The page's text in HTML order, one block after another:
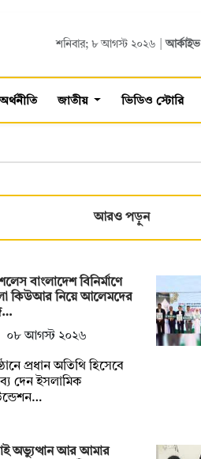
শনিবার; ৮ আগস্ট ২০২৬ |আর্কাইভ
জাতীয় ভিডিও স্টোরি
আরও পড়ুন
বাংলাদেশ বিনির্মাণে
কিউআর নিয়ে আলেমদের
০৮ আগস্ট ২০২৬
প্রধান অতিথি হিসেবে
দেন ইসলামিক
অভ্যুত্থান আর আমার